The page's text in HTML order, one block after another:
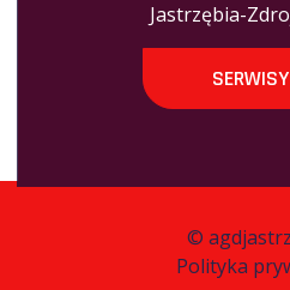
Jastrzębia-
SERWISY
©
Polityka